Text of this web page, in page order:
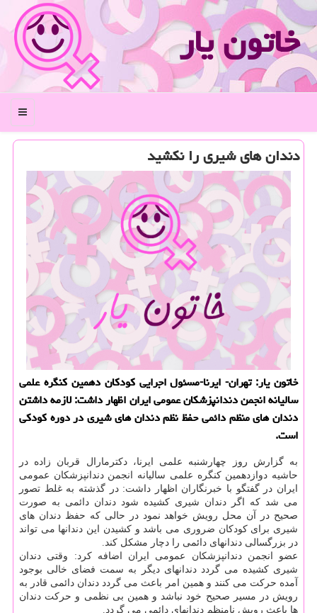
خاتون یار
منو
دندان های شیری را نكشید
خاتون یار: تهران- ایرنا-مسئول اجرایی كودكان دهمین كنگره علمی
سالیانه انجمن دندانپزشكان عمومی ایران اظهار داشت: لازمه داشتن
دندان های منظم دائمی حفظ نظم دندان های شیری در دوره كودكی
است.
به گزارش روز چهارشنبه علمی ایرنا، دكترمارال قربان زاده در
حاشیه دوازدهمین كنگره علمی سالیانه انجمن دندانپزشكان عمومی
ایران در گفتگو با خبرنگاران اظهار داشت: در گذشته به غلط تصور
می شد كه اگر دندان شیری كشیده شود دندان دائمی به صورت
صحیح در آن محل رویش خواهد نمود در حالی كه حفظ دندان های
شیری برای كودكان ضروری می باشد و كشیدن این دندانها می تواند
در بزرگسالی دندانهای دائمی را دچار مشكل كند.
عضو انجمن دندانپزشكان عمومی ایران اضافه كرد: وقتی دندان
شیری كشیده می گردد دندانهای دیگر به سمت فضای خالی بوجود
آمده حركت می كنند و همین امر باعث می گردد دندان دائمی قادر به
رویش در مسیر صحیح خود نباشد و همین بی نظمی و حركت دندان
ها باعث رویش نامنظم دندانهای دائمی می گردد.